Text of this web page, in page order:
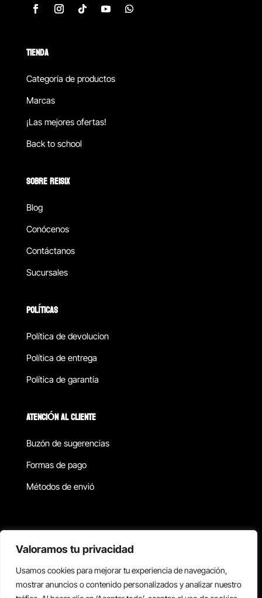
Valoramos tu privacidad
Usamos cookies para mejorar tu experiencia de navegación,
mostrar anuncios o contenido personalizados y analizar nuestro
TIENDA
Categoría de productos
Marcas
¡Las mejores ofertas!
Back to school
SOBRE REISIX
Blog
Conócenos
Contáctanos
Sucursales
POLÍTICAS
Política de devolucion
Política de entrega
Política de garantía
ATENCIÓN AL CLIENTE
Buzón de sugerencias
Formas de pago
Métodos de envió
Copyright © 2026 Reisix. Todos los derechos reservados.